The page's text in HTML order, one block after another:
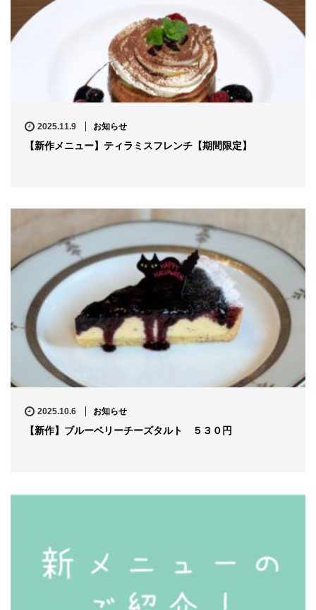
2025.11.9 お知らせ
【新作メニュー】ティラミスフレンチ【期間限定】
2025.10.6 お知らせ
【新作】ブルーベリーチーズタルト ５３０円